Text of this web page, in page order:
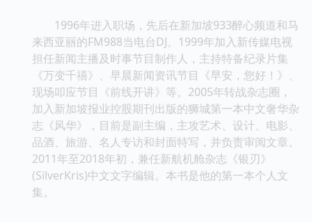
1996年进入职场，先后在新加坡933醉心频道和马
来西亚丽的FM988当电台DJ。1999年加入新传媒电视
担任新闻主播及时事节目制作人，主持特备纪录片集
《万变千禧》、早晨新闻资讯节目《早安，您好！》、
现场叩应节目《前线开讲》等。2005年转战杂志圈，
加入新加坡报业控股期刊出版的狮城第一本中文奢华杂
志《风华》，目前是副主编，主攻艺术、设计、电影、
品酒、旅游、名人专访和封面特写，并负责审阅文章。
2011年至2018年初，兼任新航机舱杂志《银刃》
(SilverKris)中文文字编辑。本书是他的第一本个人文
集。